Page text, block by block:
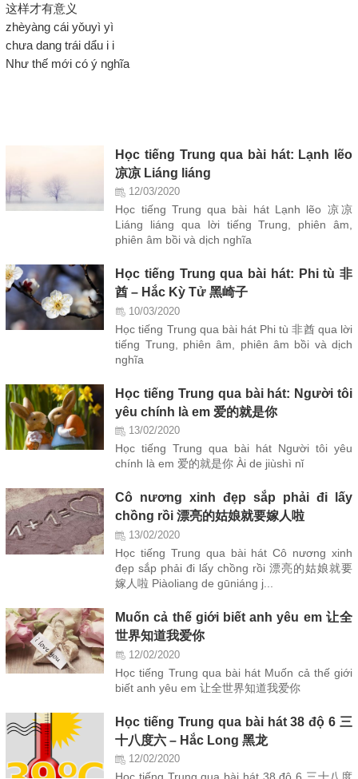
这样才有意义
zhèyàng cái yǒuyì yì
chưa dang trái dẩu i i
Như thế mới có ý nghĩa
Học tiếng Trung qua bài hát: Lạnh lẽo
凉凉 Liáng liáng
12/03/2020
Học tiếng Trung qua bài hát Lạnh lẽo 凉凉
Liáng liáng qua lời tiếng Trung, phiên âm,
phiên âm bồi và dịch nghĩa
Học tiếng Trung qua bài hát: Phi tù 非
酋 – Hắc Kỳ Tử 黑崎子
10/03/2020
Học tiếng Trung qua bài hát Phi tù 非酋 qua lời
tiếng Trung, phiên âm, phiên âm bồi và dịch
nghĩa
Học tiếng Trung qua bài hát: Người tôi
yêu chính là em 爱的就是你
13/02/2020
Học tiếng Trung qua bài hát Người tôi yêu
chính là em 爱的就是你 Ài de jiùshì nǐ
Cô nương xinh đẹp sắp phải đi lấy
chồng rồi 漂亮的姑娘就要嫁人啦
13/02/2020
Học tiếng Trung qua bài hát Cô nương xinh
đẹp sắp phải đi lấy chồng rồi 漂亮的姑娘就要
嫁人啦 Piàoliang de gūniáng j...
Muốn cả thế giới biết anh yêu em 让全
世界知道我爱你
12/02/2020
Học tiếng Trung qua bài hát Muốn cả thế giới
biết anh yêu em 让全世界知道我爱你
Học tiếng Trung qua bài hát 38 độ 6 三
十八度六 – Hắc Long 黑龙
12/02/2020